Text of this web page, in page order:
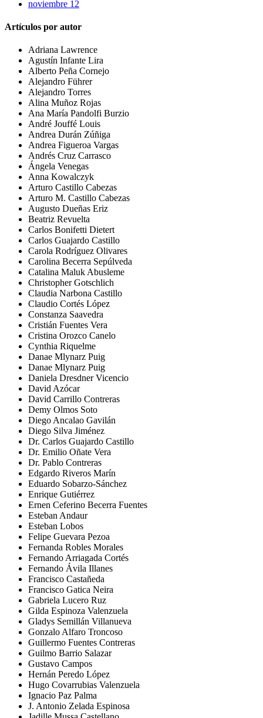
noviembre 12
Artículos por autor
Adriana Lawrence
Agustín Infante Lira
Alberto Peña Cornejo
Alejandro Führer
Alejandro Torres
Alina Muñoz Rojas
Ana María Pandolfi Burzio
André Jouffé Louis
Andrea Durán Zúñiga
Andrea Figueroa Vargas
Andrés Cruz Carrasco
Ángela Venegas
Anna Kowalczyk
Arturo Castillo Cabezas
Arturo M. Castillo Cabezas
Augusto Dueñas Eriz
Beatriz Revuelta
Carlos Bonifetti Dietert
Carlos Guajardo Castillo
Carola Rodríguez Olivares
Carolina Becerra Sepúlveda
Catalina Maluk Abusleme
Christopher Gotschlich
Claudia Narbona Castillo
Claudio Cortés López
Constanza Saavedra
Cristián Fuentes Vera
Cristina Orozco Canelo
Cynthia Riquelme
Danae Mlynarz Puig
Danae Mlynarz Puig
Daniela Dresdner Vicencio
David Azócar
David Carrillo Contreras
Demy Olmos Soto
Diego Ancalao Gavilán
Diego Silva Jiménez
Dr. Carlos Guajardo Castillo
Dr. Emilio Oñate Vera
Dr. Pablo Contreras
Edgardo Riveros Marín
Eduardo Sobarzo-Sánchez
Enrique Gutiérrez
Ernen Ceferino Becerra Fuentes
Esteban Andaur
Esteban Lobos
Felipe Guevara Pezoa
Fernanda Robles Morales
Fernando Arriagada Cortés
Fernando Ávila Illanes
Francisco Castañeda
Francisco Gatica Neira
Gabriela Lucero Ruz
Gilda Espinoza Valenzuela
Gladys Semillán Villanueva
Gonzalo Alfaro Troncoso
Guillermo Fuentes Contreras
Guilmo Barrio Salazar
Gustavo Campos
Hernán Peredo López
Hugo Covarrubias Valenzuela
Ignacio Paz Palma
J. Antonio Zelada Espinosa